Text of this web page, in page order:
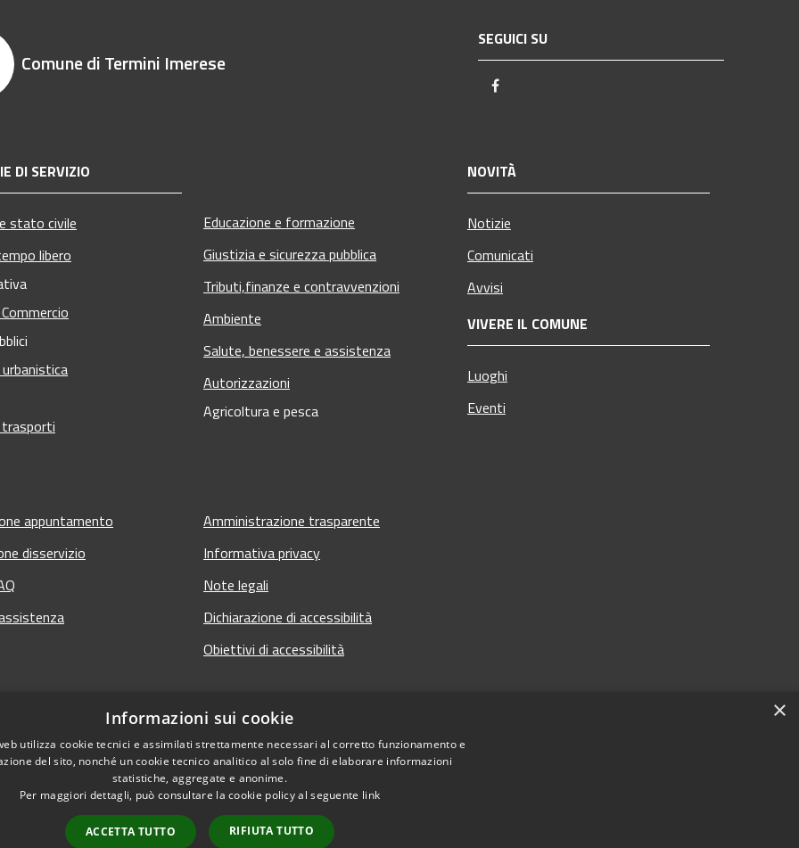
Comune di Termini Imerese
SEGUICI SU
DI SERVIZIO
stato civile
libero
Educazione e formazione
Giustizia e sicurezza pubblica
Tributi,finanze e contravvenzioni
Ambiente
Salute, benessere e assistenza
Autorizzazioni
Agricoltura e pesca
NOVITÀ
Notizie
Comunicati
Avvisi
VIVERE IL COMUNE
Luoghi
Eventi
appuntamento
disservizio
Amministrazione trasparente
Informativa privacy
Note legali
Dichiarazione di accessibilità
Obiettivi di accessibilità
Copyright © 2026 • Comune di Termini Imerese • Powered by
×
Informazioni sui cookie
utilizza cookie tecnici e assimilati strettamente necessari al corretto funzionamento e
del sito, nonché un cookie tecnico analitico al solo fine di elaborare informazioni
statistiche, aggregate e anonime.
Per maggiori dettagli, può consultare la cookie policy al seguente link
ACCETTA TUTTO RIFIUTA TUTTO